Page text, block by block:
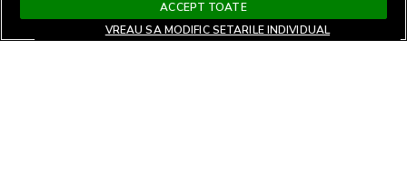
ACCEPT TOATE
VREAU SA MODIFIC SETARILE INDIVIDUAL